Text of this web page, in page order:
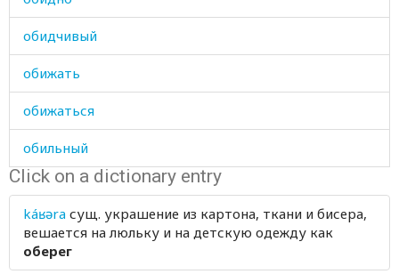
обидчивый
обижать
обижаться
обильный
обкрадывать
облако
облегающий
Click on a dictionary entry
káʁəra сущ. украшение из картона, ткани и бисера,
вешается на люльку и на детскую одежду как
оберег